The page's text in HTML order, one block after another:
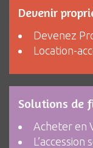
Devenir
Devenez
Location-
Solutions de
Acheter en
L’accession